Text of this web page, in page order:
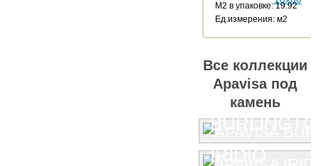
М2 в упаковке: 19.92
Ед.измерения: м2
Все коллекции
Apavisa под
камень
IRIDIO